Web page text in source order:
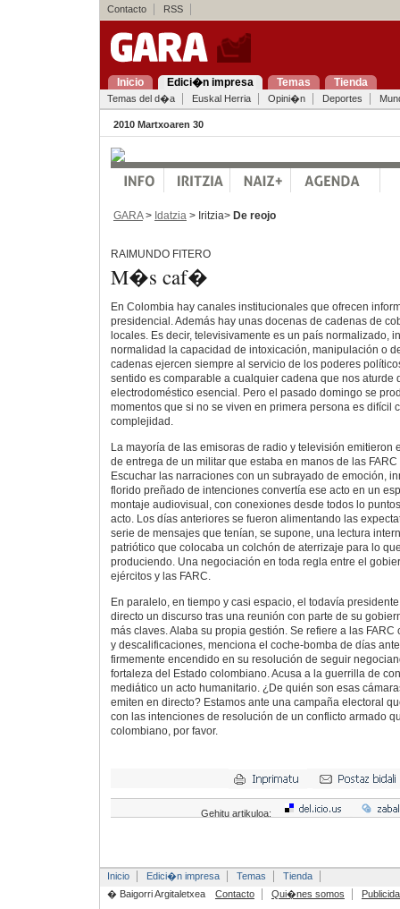
Contacto RSS
Inicio Edici�n impresa Temas Tienda
Temas del d�a Euskal Herria Opini�n Deportes
2010 Martxoaren 30
GARA> Idatzia > Iritzia> De reojo
RAIMUNDO FITERO
M�s caf�
En Colombia hay canales institucionales que ofrecen
presidencial. Además hay unas docenas de cadenas de
locales. Es decir, televisivamente es un país normalizado,
normalidad la capacidad de intoxicación, manipulación o
cadenas ejercen siempre al servicio de los poderes
sentido es comparable a cualquier cadena que nos aturde
electrodoméstico esencial. Pero el pasado domingo se
momentos que si no se viven en primera persona es difícil
complejidad.
La mayoría de las emisoras de radio y televisión emitieron
de entrega de un militar que estaba en manos de las
Escuchar las narraciones con un subrayado de emoción,
florido preñado de intenciones convertía ese acto en un
montaje audiovisual, con conexiones desde todos lo
acto. Los días anteriores se fueron alimentando las
serie de mensajes que tenían, se supone, una lectura
patriótico que colocaba un colchón de aterrizaje para lo
produciendo. Una negociación en toda regla entre el
ejércitos y las FARC.
En paralelo, en tiempo y casi espacio, el todavía
directo un discurso tras una reunión con parte de su
más claves. Alaba su propia gestión. Se refiere a las
y descalificaciones, menciona el coche-bomba de días
firmemente encendido en su resolución de seguir
fortaleza del Estado colombiano. Acusa a la guerrilla de
mediático un acto humanitario. ¿De quién son esas
emiten en directo? Estamos ante una campaña electoral
con las intenciones de resolución de un conflicto armado
colombiano, por favor.
Gehitu artikuloa:
Inicio Edici�n impresa Temas
Tienda
� Baigorri Argitaletxea
Contacto Qui�nes somos